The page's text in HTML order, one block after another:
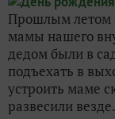
Прошлым летом
мамы нашего
дедом были в
подъехать в
устроить маме
развесили